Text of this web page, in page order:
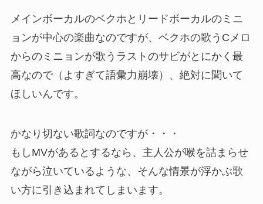
メインボーカルのベクホとリードボーカルのミニ
ョンが中心の楽曲なのですが、ベクホの歌うCメロ
からのミニョンが歌うラストのサビがとにかく最
高なので（よすぎて語彙力崩壊）、絶対に聞いて
ほしいんです。
かなり切ない歌詞なのですが・・・
もしMVがあるとするなら、主人公が喉を詰まらせ
ながら泣いているような、そんな情景が浮かぶ歌
い方に引き込まれてしまいます。